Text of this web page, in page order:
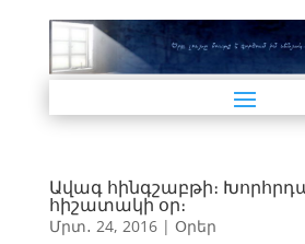
Ավագ հինգշաբթի։
հիշատակի օր։
Մրտ․ 24, 2016| Օրեր